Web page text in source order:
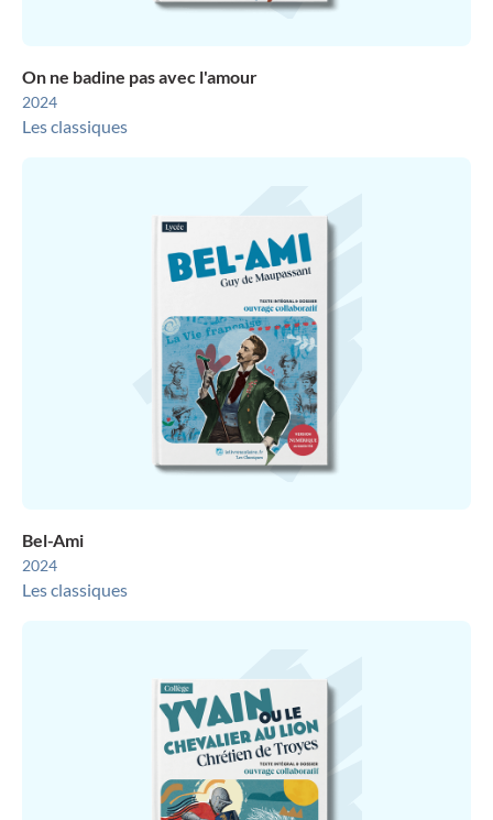
On ne badine pas avec l'amour
2024
Les classiques
Bel-Ami
2024
Les classiques